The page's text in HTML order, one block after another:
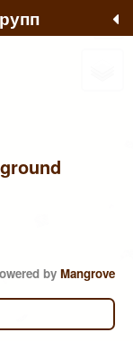
by Mangrove